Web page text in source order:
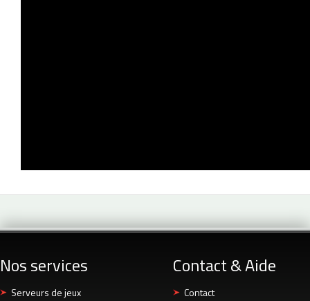
Nos services
Serveurs de jeux
Contact & Aide
Contact